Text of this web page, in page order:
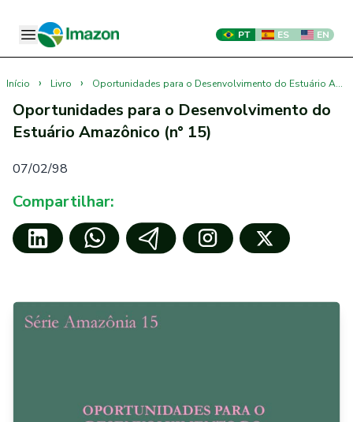
PT ES EN
Início › Livro › Oportunidades para o Desenvolvimento do Estuário Amazônico (n° 15)
Oportunidades para o Desenvolvimento do
Estuário Amazônico (n° 15)
07/02/98
Compartilhar: